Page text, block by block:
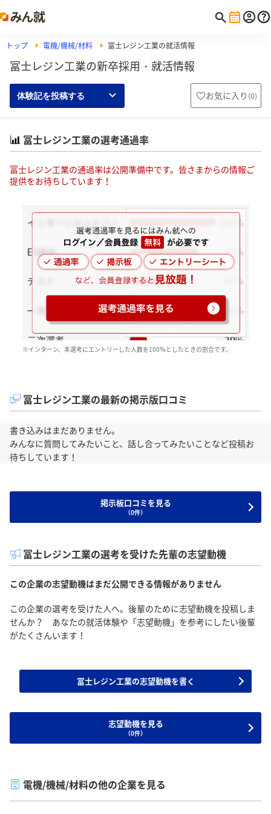
トップ 電機/機械/材料 冨士レジン工業の就活情報
冨士レジン工業の新卒採用・就活情報
体験記を投稿する お気に入り (0)
冨士レジン工業の選考通過率
冨士レジン工業の通過率は公開準備中です。皆さまからの情報ご
提供をお待ちしています！
※インターン、本選考にエントリーした人数を100％としたときの割合です。
冨士レジン工業の最新の掲示版口コミ
書き込みはまだありません。
みんなに質問してみたいこと、話し合ってみたいことなど投稿お
待ちしています！
掲示板口コミを見る
（0件）
冨士レジン工業の選考を受けた先輩の志望動機
この企業の志望動機はまだ公開できる情報がありません
この企業の選考を受けた人へ。後輩のために志望動機を投稿しま
せんか？ あなたの就活体験や「志望動機」を参考にしたい後輩
がたくさんいます！
冨士レジン工業の志望動機を書く
志望動機を見る
（0件）
電機/機械/材料の他の企業を見る